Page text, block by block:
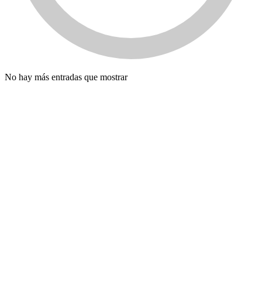
No hay más entradas que mostrar